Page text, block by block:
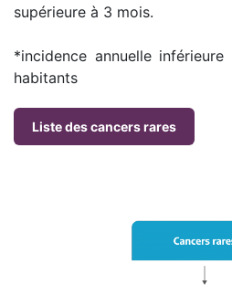
supérieure à 3 mois.
*incidence annuelle
habitants
Liste des cancers rares